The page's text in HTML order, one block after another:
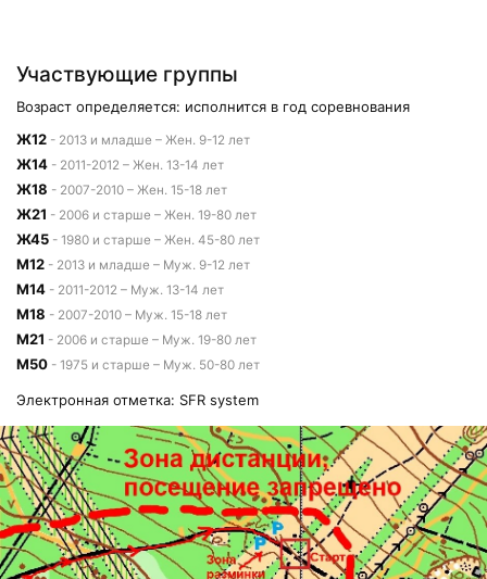
Участвующие группы
Возраст определяется: исполнится в год соревнования
Ж12 - 2013 и младше – Жен. 9-12 лет
Ж14 - 2011-2012 – Жен. 13-14 лет
Ж18 - 2007-2010 – Жен. 15-18 лет
Ж21 - 2006 и старше – Жен. 19-80 лет
Ж45 - 1980 и старше – Жен. 45-80 лет
М12 - 2013 и младше – Муж. 9-12 лет
М14 - 2011-2012 – Муж. 13-14 лет
М18 - 2007-2010 – Муж. 15-18 лет
М21 - 2006 и старше – Муж. 19-80 лет
М50 - 1975 и старше – Муж. 50-80 лет
Электронная отметка: SFR system